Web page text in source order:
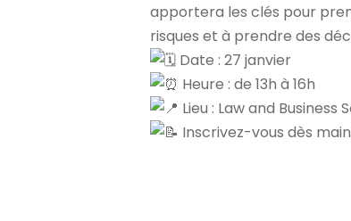
apportera les clés pour
risques et à prendre des
Date : 27 janvier
Heure : de 13h à 16h
Lieu : Law and Business
Inscrivez-vous dès